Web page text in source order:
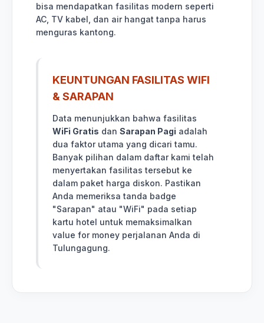
bisa mendapatkan fasilitas modern seperti
AC, TV kabel, dan air hangat tanpa harus
menguras kantong.
KEUNTUNGAN FASILITAS WIFI
& SARAPAN
Data menunjukkan bahwa fasilitas
WiFi Gratis dan Sarapan Pagi adalah
dua faktor utama yang dicari tamu.
Banyak pilihan dalam daftar kami telah
menyertakan fasilitas tersebut ke
dalam paket harga diskon. Pastikan
Anda memeriksa tanda badge
"Sarapan" atau "WiFi" pada setiap
kartu hotel untuk memaksimalkan
value for money perjalanan Anda di
Tulungagung.